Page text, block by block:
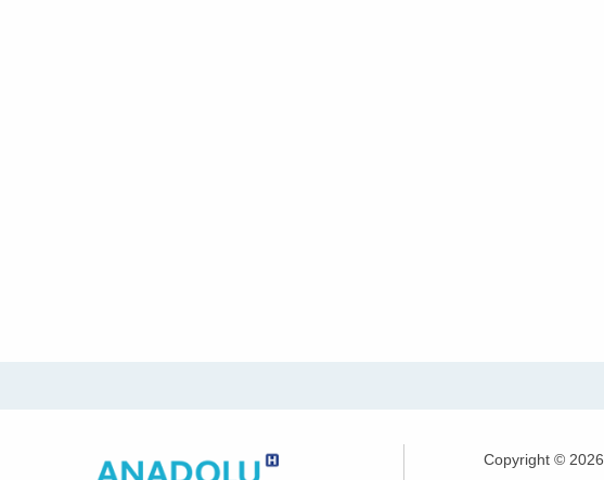
Copyright © 2026